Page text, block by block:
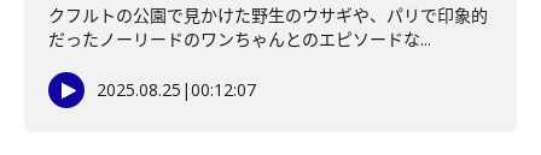
クフルトの公園で見かけた野生のウサギや、パリで印象的
だったノーリードのワンちゃんとのエピソードな...
2025.08.25 |00:12:07